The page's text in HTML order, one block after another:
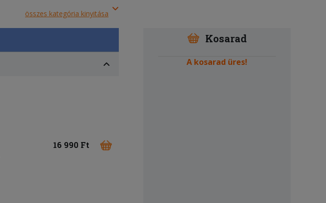
összes kategória kinyitása
16 990 Ft
Kosarad
A kosarad üres!